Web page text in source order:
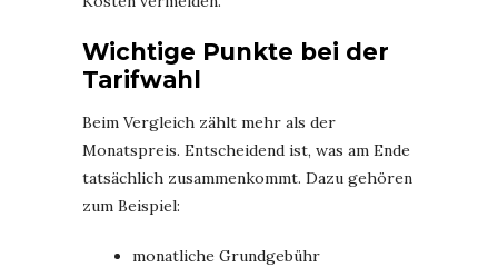
Wichtige Punkte bei der
Tarifwahl
Beim Vergleich zählt mehr als der
Monatspreis. Entscheidend ist, was am Ende
tatsächlich zusammenkommt. Dazu gehören
zum Beispiel:
monatliche Grundgebühr